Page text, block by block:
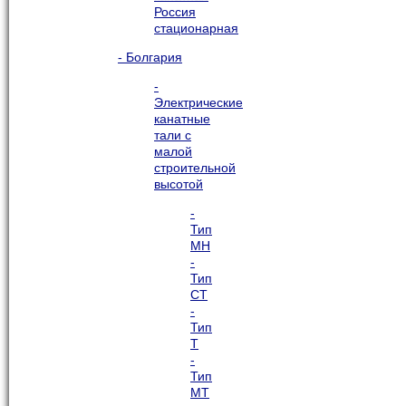
Россия
стационарная
- Болгария
-
Электрические
канатные
тали с
малой
строительной
высотой
-
Тип
МН
-
Тип
СТ
-
Тип
Т
-
Тип
МТ